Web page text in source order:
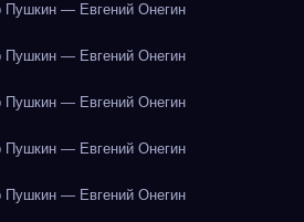
Пушкин — Евгений Онегин
Пушкин — Евгений Онегин
Пушкин — Евгений Онегин
Пушкин — Евгений Онегин
Пушкин — Евгений Онегин